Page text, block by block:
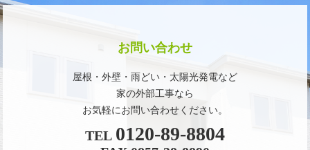
お問い合わせ
屋根・外壁・雨どい・太陽光発電など
家の外部工事なら
お気軽にお問い合わせください。
TEL 0120-89-8804